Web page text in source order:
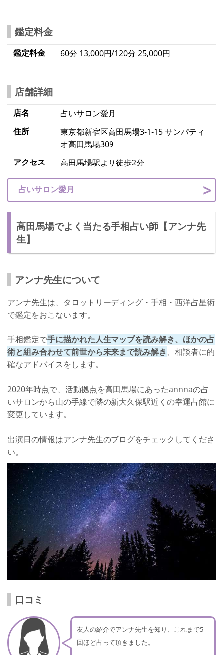
鑑定料金
鑑定料金 60分 13,000円/120分 25,000円
店舗詳細
店名
占いサロン愛月
住所
東京都新宿区高田馬場3‐1‐15 サンパティ
オ高田馬場309
アクセス
高田馬場駅より徒歩2分
占いサロン愛月
高田馬場でよく当たる手相占い師【アンナ先
生】
アンナ先生について
アンナ先生は、タロットリーディング・手相・西洋占星術
で鑑定をおこないます。
手相鑑定で手に描かれた人生マップを読み解き、ほかの占
術と組み合わせて前世から未来まで読み解き、相談者に的
確なアドバイスをします。
2020年時点で、活動拠点を高田馬場にあったannnaの占
いサロンから山の手線で隣の新大久保駅近くの幸運占館に
変更しています。
出演日の情報はアンナ先生のブログをチェックしてくださ
い。
口コミ
友人の紹介でアンナ先生を知り、これまで5
回ほど占って頂きました。